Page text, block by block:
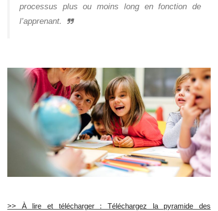
processus plus ou moins long en fonction de
l’apprenant.
>> À lire et télécharger : Téléchargez la pyramide des